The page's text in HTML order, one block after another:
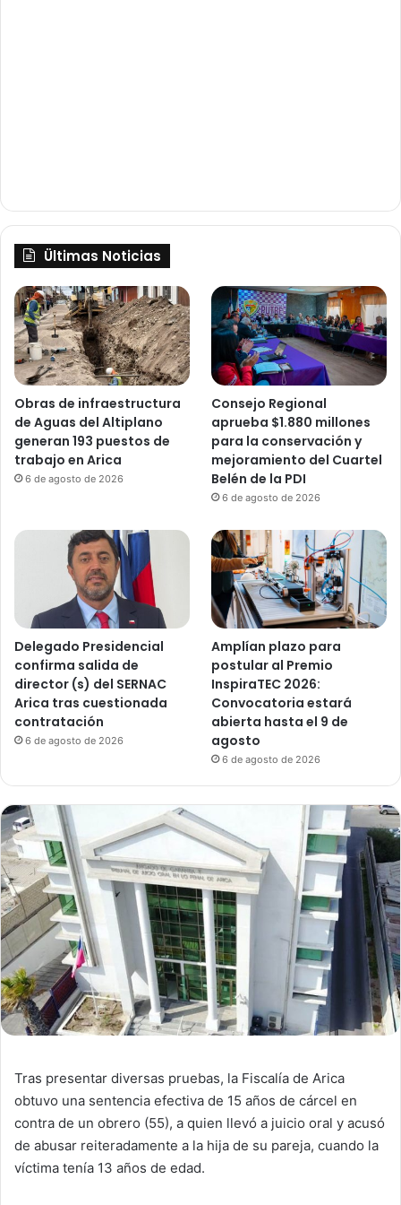
Tras presentar diversas pruebas, la Fiscalía de Arica
obtuvo una sentencia efectiva de 15 años de cárcel en
contra de un obrero (55), a quien llevó a juicio oral y acusó
de abusar reiteradamente a la hija de su pareja, cuando la
víctima tenía 13 años de edad.
Ültimas Noticias
Obras de infraestructura
de Aguas del Altiplano
generan 193 puestos de
trabajo en Arica
6 de agosto de 2026
Consejo Regional
aprueba $1.880 millones
para la conservación y
mejoramiento del Cuartel
Belén de la PDI
6 de agosto de 2026
Delegado Presidencial
confirma salida de
director (s) del SERNAC
Arica tras cuestionada
contratación
6 de agosto de 2026
Amplían plazo para
postular al Premio
InspiraTEC 2026:
Convocatoria estará
abierta hasta el 9 de
agosto
6 de agosto de 2026